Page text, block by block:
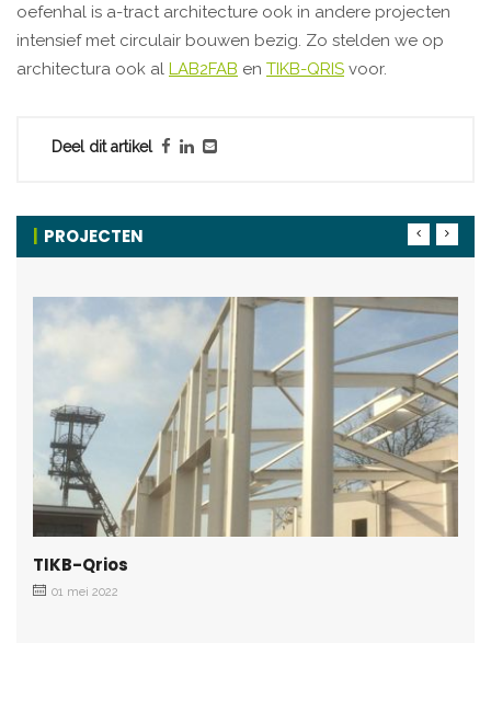
oefenhal is a-tract architecture ook in andere projecten
intensief met circulair bouwen bezig. Zo stelden we op
architectura ook al LAB2FAB en TIKB-QRIS voor.
Deel dit artikel
PROJECTEN
TIKB-Qrios
01 mei 2022